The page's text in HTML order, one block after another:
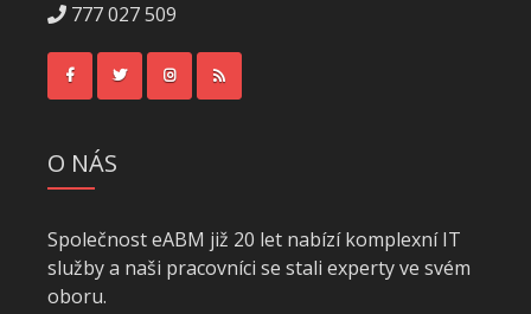
777 027 509
O NÁS
Společnost eABM již 20 let nabízí komplexní IT
služby a naši pracovníci se stali experty ve svém
oboru.